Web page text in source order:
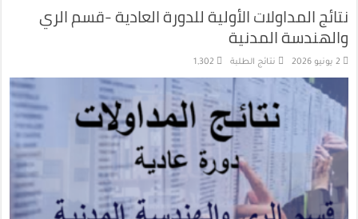
نتائج المداولات الأولية للدورة العادية -قسم الري
والهندسة المدنية
2 يونيو 2026 نتائج الطلبة 1,302